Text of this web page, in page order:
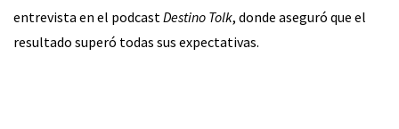
entrevista en el podcast Destino Tolk, donde aseguró que el
resultado superó todas sus expectativas.